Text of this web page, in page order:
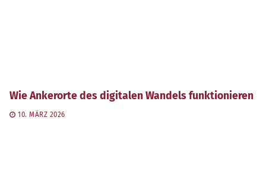
Wie Ankerorte des digitalen Wandels funktionieren
10. MÄRZ 2026